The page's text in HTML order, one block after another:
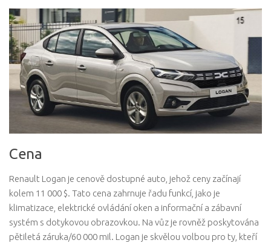
Cena
Renault Logan je cenově dostupné auto, jehož ceny začínají
kolem 11 000 $. Tato cena zahrnuje řadu funkcí, jako je
klimatizace, elektrické ovládání oken a informační a zábavní
systém s dotykovou obrazovkou. Na vůz je rovněž poskytována
pětiletá záruka/60 000 mil. Logan je skvělou volbou pro ty, kteří